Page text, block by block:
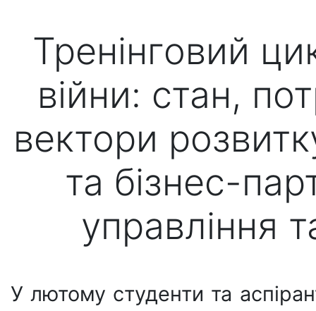
Тренінговий
війни: стан,
вектори
та бізнес-
управління
У лютому студенти та